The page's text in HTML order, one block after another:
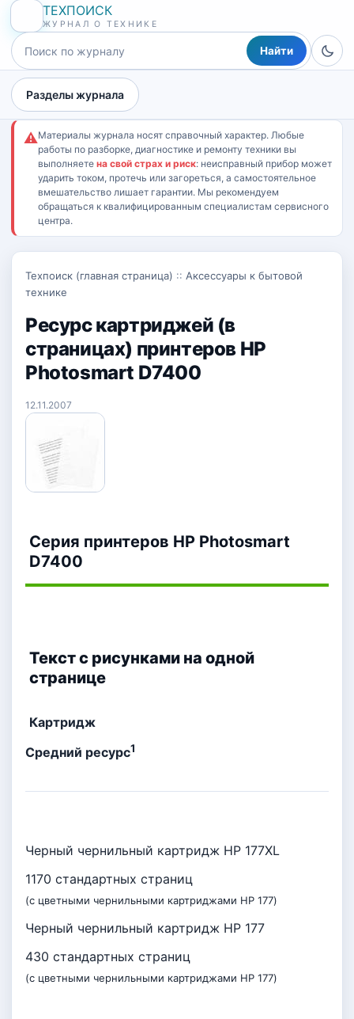
ТЕХПОИСК
ЖУРНАЛ О ТЕХНИКЕ
Найти
Разделы журнала
⚠Материалы журнала носят справочный характер. Любые
работы по разборке, диагностике и ремонту техники вы
выполняете на свой страх и риск: неисправный прибор может
ударить током, протечь или загореться, а самостоятельное
вмешательство лишает гарантии. Мы рекомендуем
обращаться к квалифицированным специалистам сервисного
центра.
Техпоиск (главная страница) :: Аксессуары к бытовой
технике
Ресурс картриджей (в
страницах) принтеров HP
Photosmart D7400
12.11.2007
Серия принтеров HP Photosmart
D7400
Текст с рисунками на одной
странице
Картридж
Средний ресурс1
Черный чернильный картридж HP 177XL
1170 стандартных страниц
(с цветными чернильными картриджами HP 177)
Черный чернильный картридж HP 177
430 стандартных страниц
(с цветными чернильными картриджами HP 177)